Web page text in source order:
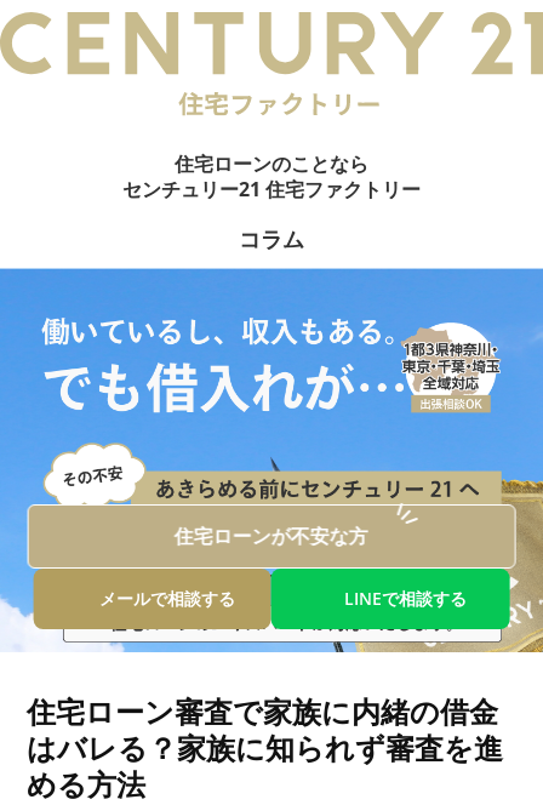
電話でご相談
メールでご相談
来店予約
LINEでお問い合わせ
お悩み例
統計データ
借入事例
住宅ローンの流れ
住宅ローン内緒話
住宅ローンコラム
会員特典
無料会員登録はこちら
ログイン
路線・駅から探す
学区から探す
MAP検索
おすすめ物件
当社運営方針
お問い合わせ
サイトマップ
住宅ローンのことなら
センチュリー21 住宅ファクトリー
コラム
メールで相談する LINEで相談する
住宅ローンが不安な方
住宅ローン審査で家族に内緒の借金
はバレる？家族に知られず審査を進
める方法